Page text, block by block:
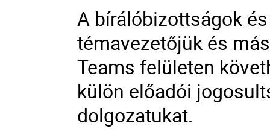
A bírálóbizottságok
témavezetőjük és
Teams felületen
külön előadói
dolgozatukat.